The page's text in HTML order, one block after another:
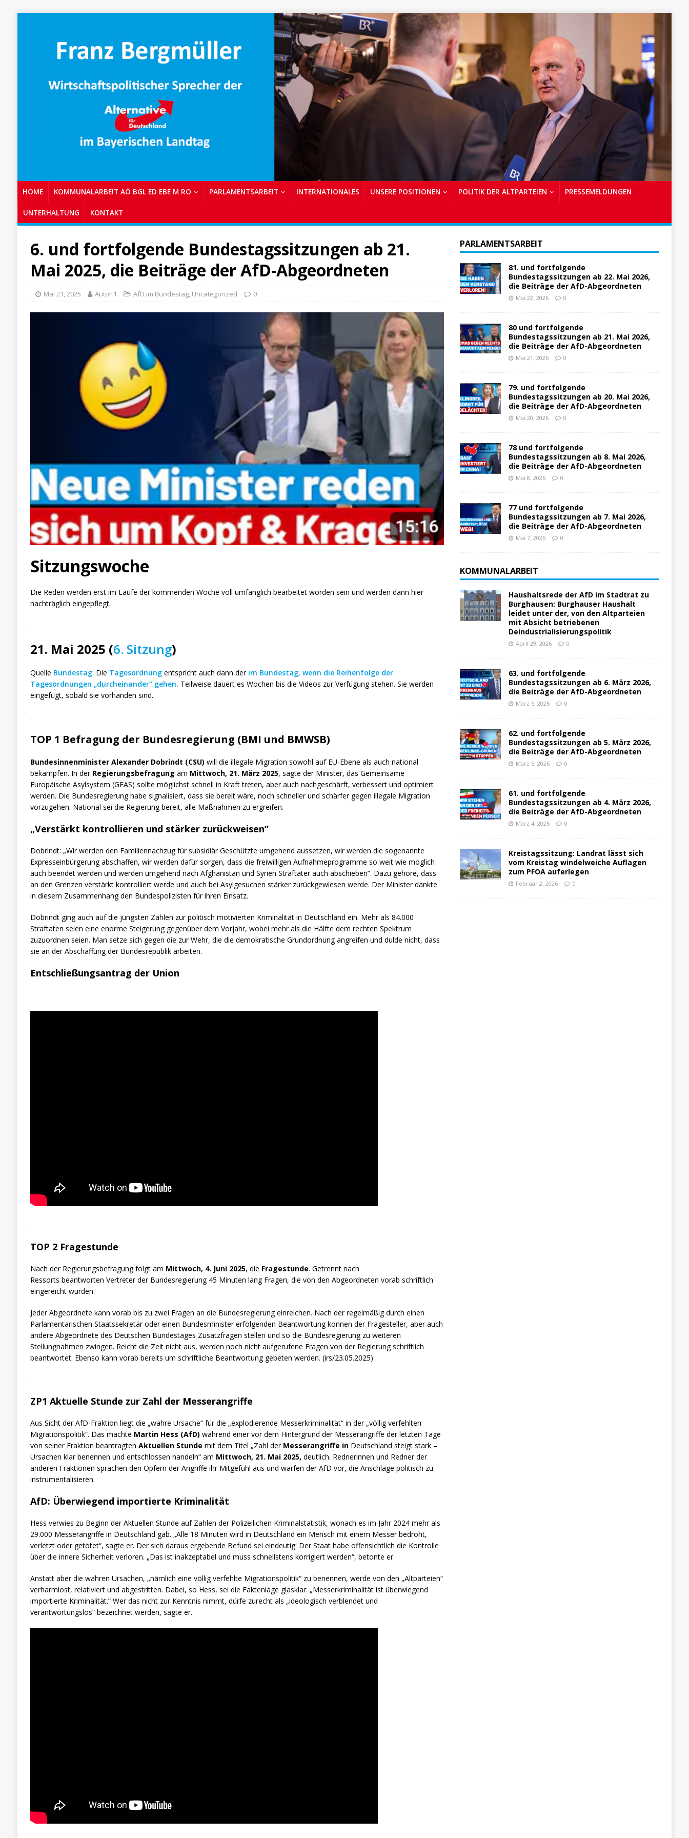
HOME KOMMUNALARBEIT AÖ BGL ED EBE M RO PARLAMENTSARBEIT INTERNATIONALES UNSERE POSITIONEN POLITIK DER ALTPARTEIEN PRESSEMELDUNGEN
UNTERHALTUNG KONTAKT
6. und fortfolgende Bundestagssitzungen ab 21.
Mai 2025, die Beiträge der AfD-Abgeordneten
Mai 21, 2025 Autor 1 AfD im Bundestag, Uncategorized 0
Sitzungswoche
Die Reden werden erst im Laufe der kommenden Woche voll umfänglich bearbeitet worden sein und werden dann hier
nachträglich eingepflegt.
.
21. Mai 2025 (6. Sitzung)
Quelle Bundestag: Die Tagesordnungentspricht auch dann der im Bundestag, wenn die Reihenfolge der
Tagesordnungen „durcheinander“ gehen. Teilweise dauert es Wochen bis die Videos zur Verfügung stehen. Sie werden
eingefügt, sobald sie vorhanden sind.
.
TOP 1 Befragung der Bundesregierung (BMI und BMWSB)
Bundesinnenminister Alexander Dobrindt (CSU) will die illegale Migration sowohl auf EU-Ebene als auch national
bekämpfen. In der Regierungsbefragung am Mittwoch, 21. März 2025, sagte der Minister, das Gemeinsame
Europäische Asylsystem (GEAS) sollte möglichst schnell in Kraft treten, aber auch nachgeschärft, verbessert und optimiert
werden. Die Bundesregierung habe signalisiert, dass sie bereit wäre, noch schneller und schärfer gegen illegale Migration
vorzugehen. National sei die Regierung bereit, alle Maßnahmen zu ergreifen.
„Verstärkt kontrollieren und stärker zurückweisen“
Dobrindt: „Wir werden den Familiennachzug für subsidiär Geschützte umgehend aussetzen, wir werden die sogenannte
Expresseinbürgerung abschaffen, wir werden dafür sorgen, dass die freiwilligen Aufnahmeprogramme so weit wie möglich
auch beendet werden und werden umgehend nach Afghanistan und Syrien Straftäter auch abschieben“. Dazu gehöre, dass
an den Grenzen verstärkt kontrolliert werde und auch bei Asylgesuchen stärker zurückgewiesen werde. Der Minister dankte
in diesem Zusammenhang den Bundespolizisten für ihren Einsatz.
Dobrindt ging auch auf die jüngsten Zahlen zur politisch motivierten Kriminalität in Deutschland ein. Mehr als 84.000
Straftaten seien eine enorme Steigerung gegenüber dem Vorjahr, wobei mehr als die Hälfte dem rechten Spektrum
zuzuordnen seien. Man setze sich gegen die zur Wehr, die die demokratische Grundordnung angreifen und dulde nicht, dass
sie an der Abschaffung der Bundesrepublik arbeiten.
Entschließungsantrag der Union
.
TOP 2 Fragestunde
Nach der Regierungsbefragung folgt am Mittwoch, 4. Juni 2025, die Fragestunde. Getrennt nach
Ressorts beantworten Vertreter der Bundesregierung 45 Minuten lang Fragen, die von den Abgeordneten vorab schriftlich
eingereicht wurden.
Jeder Abgeordnete kann vorab bis zu zwei Fragen an die Bundesregierung einreichen. Nach der regelmäßig durch einen
Parlamentarischen Staatssekretär oder einen Bundesminister erfolgenden Beantwortung können der Fragesteller, aber auch
andere Abgeordnete des Deutschen Bundestages Zusatzfragen stellen und so die Bundesregierung zu weiteren
Stellungnahmen zwingen. Reicht die Zeit nicht aus, werden noch nicht aufgerufene Fragen von der Regierung schriftlich
beantwortet. Ebenso kann vorab bereits um schriftliche Beantwortung gebeten werden. (irs/23.05.2025)
.
ZP1 Aktuelle Stunde zur Zahl der Messerangriffe
Aus Sicht der AfD-Fraktion liegt die „wahre Ursache“ für die „explodierende Messerkriminalität“ in der „völlig verfehlten
Migrationspolitik“. Das machte Martin Hess (AfD) während einer vor dem Hintergrund der Messerangriffe der letzten Tage
von seiner Fraktion beantragten Aktuellen Stunde mit dem Titel „Zahl der Messerangriffe in Deutschland steigt stark –
Ursachen klar benennen und entschlossen handeln“ am Mittwoch, 21. Mai 2025, deutlich. Rednerinnen und Redner der
anderen Fraktionen sprachen den Opfern der Angriffe ihr Mitgefühl aus und warfen der AfD vor, die Anschläge politisch zu
instrumentalisieren.
AfD: Überwiegend importierte Kriminalität
Hess verwies zu Beginn der Aktuellen Stunde auf Zahlen der Polizeilichen Kriminalstatistik, wonach es im Jahr 2024 mehr als
29.000 Messerangriffe in Deutschland gab. „Alle 18 Minuten wird in Deutschland ein Mensch mit einem Messer bedroht,
verletzt oder getötet“, sagte er. Der sich daraus ergebende Befund sei eindeutig: Der Staat habe offensichtlich die Kontrolle
über die innere Sicherheit verloren. „Das ist inakzeptabel und muss schnellstens korrigiert werden“, betonte er.
Anstatt aber die wahren Ursachen, „nämlich eine völlig verfehlte Migrationspolitik“ zu benennen, werde von den „Altparteien“
verharmlost, relativiert und abgestritten. Dabei, so Hess, sei die Faktenlage glasklar: „Messerkriminalität ist überwiegend
importierte Kriminalität.“ Wer das nicht zur Kenntnis nimmt, dürfe zurecht als „ideologisch verblendet und
verantwortungslos“ bezeichnet werden, sagte er.
PARLAMENTSARBEIT
81. und fortfolgende
Bundestagssitzungen ab 22. Mai 2026,
die Beiträge der AfD-Abgeordneten
Mai 22, 2026 0
80 und fortfolgende
Bundestagssitzungen ab 21. Mai 2026,
die Beiträge der AfD-Abgeordneten
Mai 21, 2026 0
79. und fortfolgende
Bundestagssitzungen ab 20. Mai 2026,
die Beiträge der AfD-Abgeordneten
Mai 20, 2026 0
78 und fortfolgende
Bundestagssitzungen ab 8. Mai 2026,
die Beiträge der AfD-Abgeordneten
Mai 8, 2026 0
77 und fortfolgende
Bundestagssitzungen ab 7. Mai 2026,
die Beiträge der AfD-Abgeordneten
Mai 7, 2026 0
KOMMUNALARBEIT
Haushaltsrede der AfD im Stadtrat zu
Burghausen: Burghauser Haushalt
leidet unter der, von den Altparteien
mit Absicht betriebenen
Deindustrialisierungspolitik
April 29, 2026 0
63. und fortfolgende
Bundestagssitzungen ab 6. März 2026,
die Beiträge der AfD-Abgeordneten
März 6, 2026 0
62. und fortfolgende
Bundestagssitzungen ab 5. März 2026,
die Beiträge der AfD-Abgeordneten
März 5, 2026 0
61. und fortfolgende
Bundestagssitzungen ab 4. März 2026,
die Beiträge der AfD-Abgeordneten
März 4, 2026 0
Kreistagssitzung: Landrat lässt sich
vom Kreistag windelweiche Auflagen
zum PFOA auferlegen
Februar 2, 2026 0